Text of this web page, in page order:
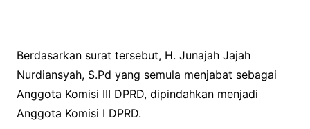
Berdasarkan surat tersebut, H. Junajah Jajah
Nurdiansyah, S.Pd yang semula menjabat sebagai
Anggota Komisi III DPRD, dipindahkan menjadi
Anggota Komisi I DPRD.